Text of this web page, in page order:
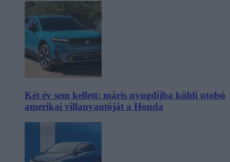
Két év sem kellett: máris nyugdíjba küldi utolsó
amerikai villanyautóját a Honda